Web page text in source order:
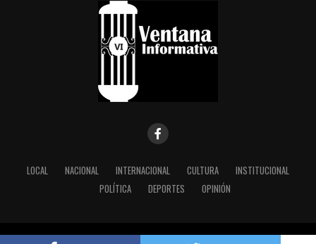
LOCAL NACIONAL INTERNACIONAL CULTURA
INSTITUCIONAL
POLÍTICA
DEPORTES OPINIÓN